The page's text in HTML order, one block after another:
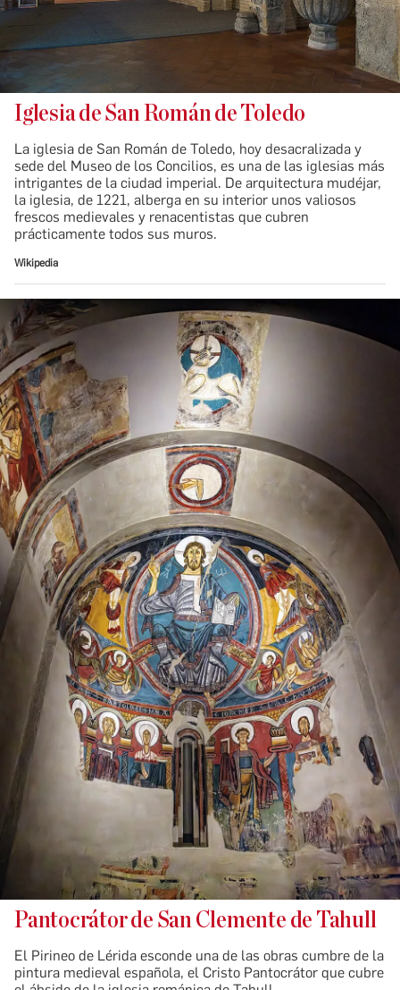
Iglesia de San Román de Toledo
La iglesia de San Román de Toledo, hoy desacralizada y
sede del Museo de los Concilios, es una de las iglesias más
intrigantes de la ciudad imperial. De arquitectura mudéjar,
la iglesia, de 1221, alberga en su interior unos valiosos
frescos medievales y renacentistas que cubren
prácticamente todos sus muros.
Wikipedia
Pantocrátor de San Clemente de Tahull
El Pirineo de Lérida esconde una de las obras cumbre de la
pintura medieval española, el Cristo Pantocrátor que cubre